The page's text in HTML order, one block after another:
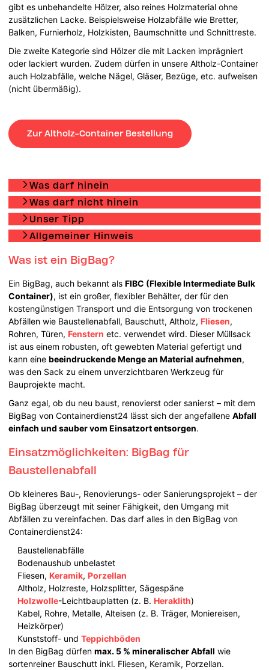
gibt es unbehandelte Hölzer, also reines Holzmaterial ohne
zusätzlichen Lacke. Beispielsweise Holzabfälle wie Bretter,
Balken, Furnierholz, Holzkisten, Baumschnitte und Schnittreste.
Die zweite Kategorie sind Hölzer die mit Lacken imprägniert
oder lackiert wurden. Zudem dürfen in unsere Altholz-Container
auch Holzabfälle, welche Nägel, Gläser, Bezüge, etc. aufweisen
(nicht übermäßig).
Zur Altholz-Container Bestellung
Was darf hinein
Was darf nicht hinein
Unser Tipp
Allgemeiner Hinweis
Was ist ein BigBag?
Ein BigBag, auch bekannt alsFIBC (Flexible Intermediate Bulk
Container), ist ein großer, flexibler Behälter, der für den
kostengünstigen Transport und die Entsorgung von trockenen
Abfällen wie Baustellenabfall, Bauschutt, Altholz, Fliesen,
Rohren, Türen, Fenstern etc. verwendet wird. Dieser Müllsack
ist aus einem robusten, oft gewebten Material gefertigt und
kann einebeeindruckende Menge an Material aufnehmen,
was den Sack zu einem unverzichtbaren Werkzeug für
Bauprojekte macht.
Ganz egal, ob du neu baust, renovierst oder sanierst – mit dem
BigBag von Containerdienst24 lässt sich der angefalleneAbfall
einfach und sauber vom Einsatzort entsorgen.
Einsatzmöglichkeiten: BigBag für
Baustellenabfall
Ob kleineres Bau-, Renovierungs- oder Sanierungsprojekt – der
BigBag überzeugt mit seiner Fähigkeit, den Umgang mit
Abfällen zu vereinfachen. Das darf alles in den BigBag von
Containerdienst24:
Baustellenabfälle
Bodenaushub unbelastet
Fliesen, Keramik, Porzellan
Altholz, Holzreste, Holzsplitter, Sägespäne
Holzwolle-Leichtbauplatten (z. B. Heraklith)
Kabel, Rohre, Metalle, Alteisen (z. B. Träger, Moniereisen,
Heizkörper)
Kunststoff- undTeppichböden
In den BigBag dürfenmax. 5 % mineralischer Abfall wie
sortenreiner Bauschutt inkl. Fliesen, Keramik, Porzellan.